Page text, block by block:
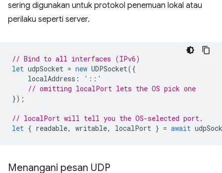
sering digunakan untuk protokol penemuan lokal atau
perilaku seperti server.
// Bind to all interfaces (IPv6)
let udpSocket = new UDPSocket({
localAddress :
'::'
// omitting localPort lets the OS pick one
});
// localPort will tell you the OS-selected port.
let { readable, writable, localPort } = await
Menangani pesan UDP